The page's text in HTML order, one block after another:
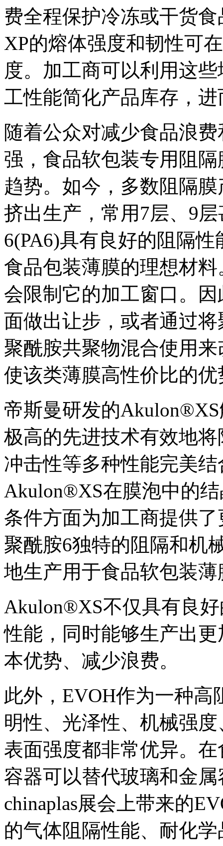
费全程保护冷冻或干货
XP的熔体强度和韧性可
度。加工商可以利用这
工性能简化产品库存，
随着公众对减少食品浪
强，食品软包装专用阻
趋势。如今，多数阻隔
挤出生产，常用7层、9
6(PA6)具有良好的阻隔
食品包装薄膜的理想材
会限制它的加工窗口。
面做出让步，或者通过
聚酰胺共聚物混合使用
使该类薄膜高性价比的
帝斯曼研发的
极高的先进技术有效地
冲击性等多种性能完美
Akulon®XS在膜泡中的
条件方面为加工商提供
聚酰胺6独特的阻隔和机
地生产用于食品软包装薄
Akulon®XS不仅具有良
性能，同时能够生产出
本优势、减少浪费。
此外，EVOH作为一种
明性、光泽性、机械强
表面强度都非常优异。
容器可以替代玻璃和金
chinaplas展会上带来的
的气体阻隔性能、耐化